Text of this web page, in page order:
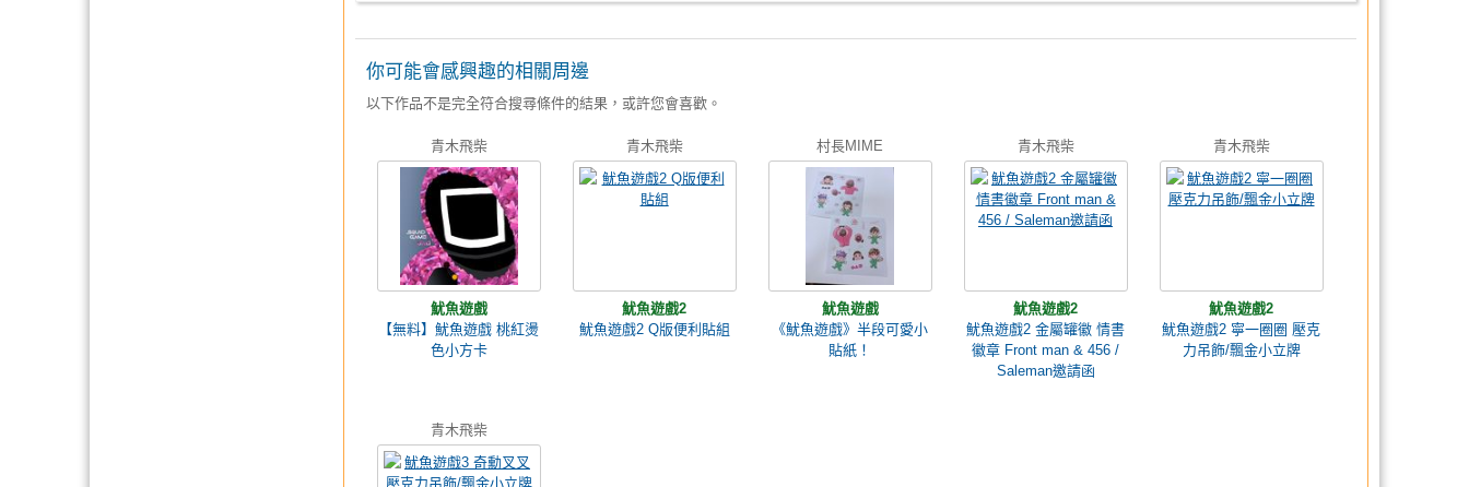
你可能會感興趣的相關周邊
以下作品不是完全符合搜尋條件的結果，或許您會喜歡。
青木飛柴
魷魚遊戲
【無料】魷魚遊戲 桃紅燙
色小方卡
青木飛柴
魷魚遊戲2
魷魚遊戲2 Q版便利貼組
村長MIME
魷魚遊戲
《魷魚遊戲》半段可愛小
貼紙！
青木飛柴
魷魚遊戲2
魷魚遊戲2 金屬罐徽 情書
徽章 Front man & 456 /
Saleman邀請函
青木飛柴
魷魚遊戲2
魷魚遊戲2 寧一圈圈 壓克
力吊飾/飄金小立牌
青木飛柴